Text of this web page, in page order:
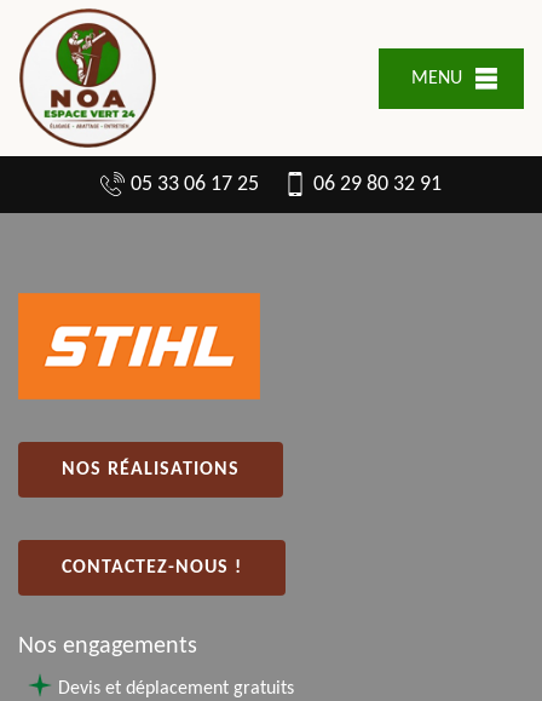
MENU
05 33 06 17 25 06 29 80 32 91
NOS RÉALISATIONS
CONTACTEZ-NOUS !
Nos engagements
Devis et déplacement gratuits